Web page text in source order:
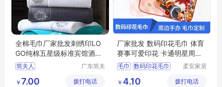
全棉毛巾厂家批发刺绣印LO
GO纯棉五星级标准宾馆酒店
民俗浴巾
简夫人
广东简夫
限公司
￥ 7.00 拨打电话
厂家批发 数码印花毛巾 体育
赛事可爱印花 卡通明星周边
手办 柔安家居
毛巾
数码印花毛巾
柔安家居
通）有限
￥ 4.10 拨打电话